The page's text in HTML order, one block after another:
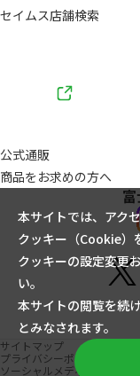
セイムス店舗検索
公式通販
商品をお求めの方へ
サイトマップ
プライバシーポリシー
ソーシャルメディアポリシー
本サイトでは、アク
クッキー（Cookie）
クッキーの設定変更
い。
本サイトの閲覧を続
とみなされます。